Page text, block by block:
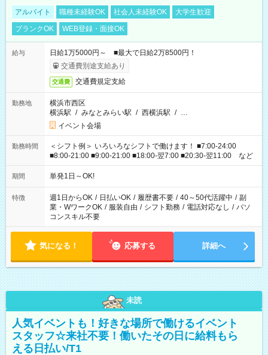
アルバイト 職種未経験OK 社会人未経験OK
大学生歓迎
ブランクOK
WEB登録・面接OK
給与
日給1万5000円～ ■最大で日給2万8500円！
交通費別途支給あり
交通費 交通費規定支給
勤務地
横浜市西区
横浜駅 / みなとみらい駅 / 西横浜駅 / …
イベント会場
勤務時間
＜シフト例＞ いろいろなシフトで働けます！ ■7:00-24:00
■8:00-21:00 ■9:00-21:00 ■18:00-翌7:00 ■20:30-翌11:00 など
期間 単発1日～OK!
特徴 週1日からOK / 日払いOK / 履歴書不要 / 40～50代活躍中 / 副
業・WワークOK / 服装自由 / シフト勤務 / 電話対応なし / パソ
コンスキル不要
気になる！ 応募する 詳細へ
未読
人気イベントも！好きな場所で働けるイベント
スタッフ☆来社不要！働いたその日に給料もら
える日払い/T1